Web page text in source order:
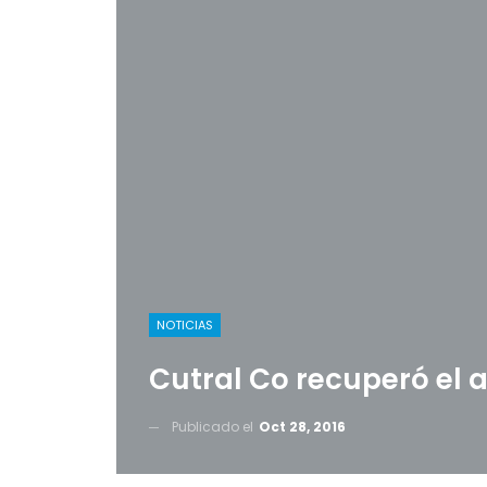
NOTICIAS
Cutral Co recuperó el
Publicado el Oct 28, 2016